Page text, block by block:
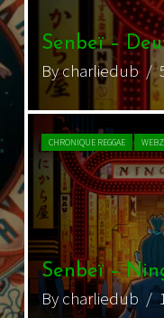
Senbeï –
By charliedub/ 5
CHRONIQUE REGGAE
Senbeï –
By charliedub /